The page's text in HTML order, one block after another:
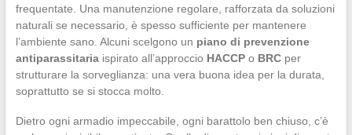
frequentate. Una manutenzione regolare, rafforzata da soluzioni
naturali se necessario, è spesso sufficiente per mantenere
l’ambiente sano. Alcuni scelgono un piano di prevenzione
antiparassitariaispirato all’approccio HACCPo BRCper
strutturare la sorveglianza: una vera buona idea per la durata,
soprattutto se si stocca molto.
Dietro ogni armadio impeccabile, ogni barattolo ben chiuso, c’è